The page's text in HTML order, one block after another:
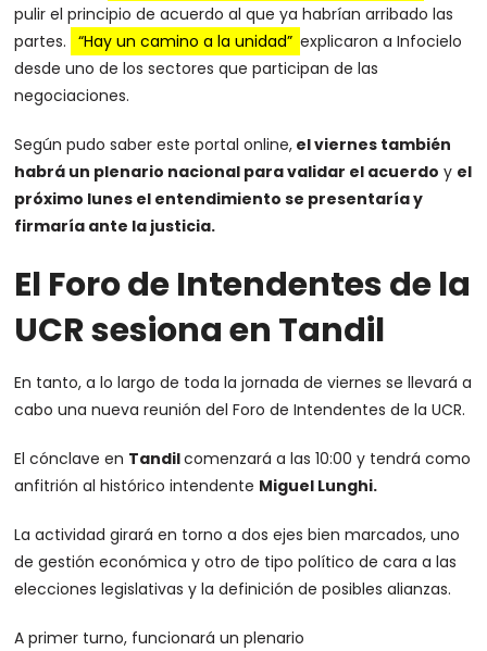
pulir el principio de acuerdo al que ya habrían arribado las
partes. “Hay un camino a la unidad” explicaron a Infocielo
desde uno de los sectores que participan de las
negociaciones.
Según pudo saber este portal online, el viernes también
habrá un plenario nacional para validar el acuerdo y el
próximo lunes el entendimiento se presentaría y
firmaría ante la justicia.
El Foro de Intendentes de la
UCR sesiona en Tandil
En tanto, a lo largo de toda la jornada de viernes se llevará a
cabo una nueva reunión del Foro de Intendentes de la UCR.
El cónclave en Tandilcomenzará a las 10:00 y tendrá como
anfitrión al histórico intendente Miguel Lunghi.
La actividad girará en torno a dos ejes bien marcados, uno
de gestión económica y otro de tipo político de cara a las
elecciones legislativas y la definición de posibles alianzas.
A primer turno, funcionará un plenario